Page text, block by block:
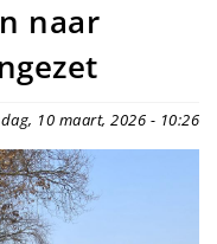
naar
10 maart, 2026 - 10:26